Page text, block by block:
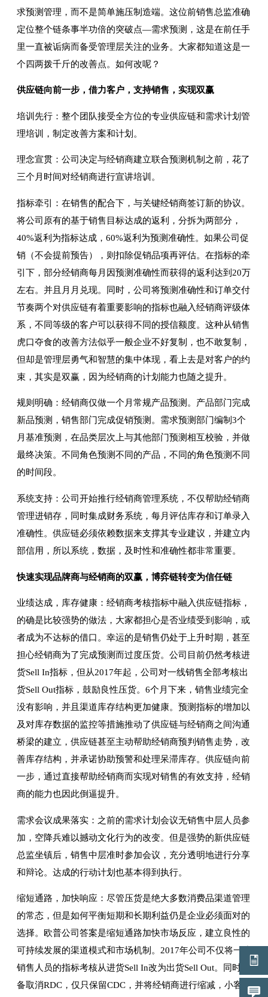
求预测管理，而不是简单施压制造端。这位前销售总监准确
定位整个链条事半功倍的突破点—需求预测，这是在前任手
里一直被诟病而备受管理层关注的业务。大家都知道这是一
个四两拨千斤的改善点。如何改呢？
供应链向前一步，借力客户，支持销售，实现双赢
培训先行：整个团队接受全方位的专业供应链和需求计划管
理培训，制定改善方案和计划。
理念宣贯：公司决定与经销商建立联合预测机制之前，花了
三个月时间对经销商进行宣讲培训。
指标牵引：在销售的配合下，与关键经销商签订新的协议。
将公司原有的基于销售目标达成的返利，分拆为两部分，
40%返利为指标达成，60%返利为预测准确性。如果公司促
销（不会提前预告），则扣除促销品项再评估。在指标的牵
引下，部分经销商每月因预测准确性而获得的返利达到20万
左右。并且月月兑现。同时，公司将预测准确性和订单交付
节奏两个对供应链有着重要影响的指标也融入经销商评级体
系，不同等级的客户可以获得不同的授信额度。这种从销售
虎口夺食的改善方法似乎一般企业不好复制，也不敢复制，
但却是管理层勇气和智慧的集中体现，看上去是对客户的约
束，其实是双赢，因为经销商的计划能力也随之提升。
规则明确：经销商仅做一个月常规产品预测。产品部门完成
新品预测，销售部门完成促销预测。需求预测部门编制3个
月基准预测，在品类层次上与其他部门预测相互校验，并做
最终决策。不同角色预测不同的产品，不同的角色预测不同
的时间段。
系统支持：公司开始推行经销商管理系统，不仅帮助经销商
管理进销存，同时集成财务系统，每月评估库存和订单录入
准确性。供应链必须依赖数据来支撑其专业建议，并建立内
部信用，所以系统，数据，及时性和准确性都非常重要。
快速实现品牌商与经销商的双赢，博弈链转变为信任链
业绩达成，库存健康：经销商考核指标中融入供应链指标，
的确是比较强势的做法，大家都担心是否业绩受到影响，或
者成为不达标的借口。幸运的是销售仍处于上升时期，甚至
担心经销商为了完成预测而过度压货。公司目前仍然考核进
货Sell In指标，但从2017年起，公司对一线销售全部考核出
货Sell Out指标，鼓励良性压货。6个月下来，销售业绩完全
没有影响，并且渠道库存结构更加健康。预测指标的增加以
及对库存数据的监控等措施推动了供应链与经销商之间沟通
桥梁的建立，供应链甚至主动帮助经销商预判销售走势，改
善库存结构，并承诺协助预警和处理呆滞库存。供应链向前
一步，通过直接帮助经销商而实现对销售的有效支持，经销
商的能力也因此倒逼提升。
需求会议成果落实：之前的需求计划会议无销售中层人员参
加，空降兵难以撼动文化行为的改变。但是强势的新供应链
总监坐镇后，销售中层准时参加会议，充分透明地进行分享
和辩论。达成的行动计划也基本得到执行。
缩短通路，加快响应：尽管压货是绝大多数消费品渠道管理
的常态，但是如何平衡短期和长期利益仍是企业必须面对的
选择。欧普公司答案是缩短通路加快市场反应，建立良性的
可持续发展的渠道模式和市场机制。2017年公司不仅将一线
销售人员的指标考核从进货Sell In改为出货Sell Out。同时准
备取消RDC，仅只保留CDC，并将经销商进行缩减，小客户